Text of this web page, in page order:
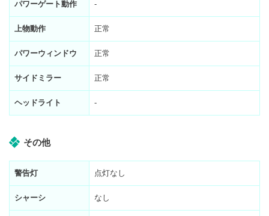
パワーゲート動作 -
上物動作 正常
パワーウィンドウ 正常
サイドミラー 正常
ヘッドライト -
その他
警告灯 点灯なし
シャーシ なし